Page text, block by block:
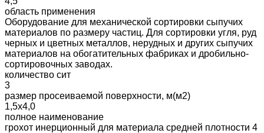
область применения
Оборудование для механической сортировки сыпучих
материалов по размеру частиц. Для сортировки угля, руд
черных и цветных металлов, нерудных и других сыпучих
материалов на обогатительных фабриках и дробильно-
сортировочных заводах.
количество сит
3
размер просеиваемой поверхности, м(м2)
1,5х4,0
полное наименование
грохот инерционный для материала средней плотности 4